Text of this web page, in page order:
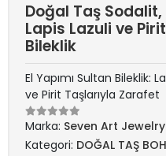
Doğal Taş
Lapis Lazuli ve
Bileklik
El Yapımı Sultan Bileklik:
ve Pirit Taşlarıyla Zarafet
Marka: Seven Art Jewelry
Kategori: DOĞAL TAŞ